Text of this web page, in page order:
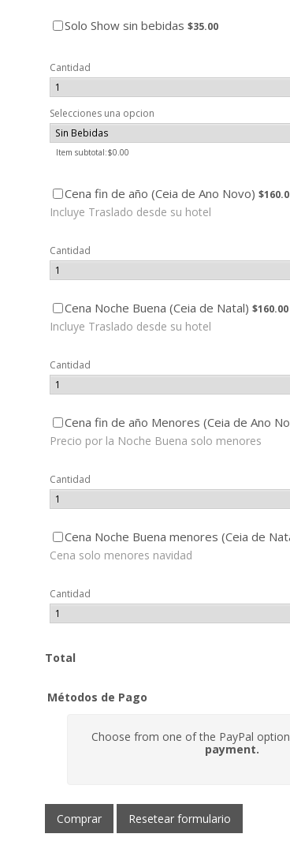
Solo Show sin bebidas $35.00
$35.00
Cantidad
Selecciones una opcion
Item subtotal:$0.00
$0.00
Cena fin de año (Ceia de Ano Novo) $
Incluye Traslado desde su hotel
Cantidad
Cena Noche Buena (Ceia de Natal) $160.00
$160.00
Incluye Traslado desde su hotel
Cantidad
Cena fin de año Menores (Ceia de Ano
Precio por la Noche Buena solo menores
Cantidad
Cena Noche Buena menores (Ceia de
Cena solo menores navidad
Cantidad
Total
Métodos de Pago
Choose from one of the PayPal
payment.
Comprar Resetear formulario